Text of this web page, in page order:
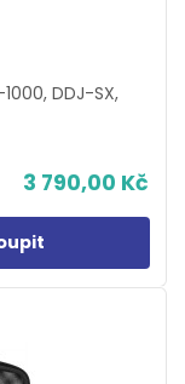
DDJ-SX,
3 790,00 Kč